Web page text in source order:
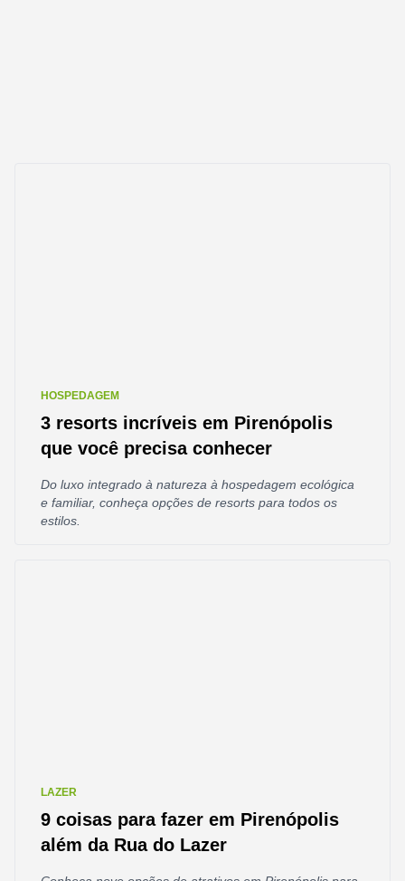
HOSPEDAGEM
3 resorts incríveis em Pirenópolis
que você precisa conhecer
Do luxo integrado à natureza à hospedagem ecológica
e familiar, conheça opções de resorts para todos os
estilos.
LAZER
9 coisas para fazer em Pirenópolis
além da Rua do Lazer